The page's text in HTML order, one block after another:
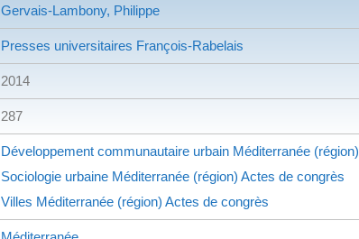
Gervais-Lambony, Philippe
Presses universitaires François-Rabelais
2014
287
Développement communautaire urbain Méditerranée (région)
Sociologie urbaine Méditerranée (région) Actes de congrès
Villes Méditerranée (région) Actes de congrès